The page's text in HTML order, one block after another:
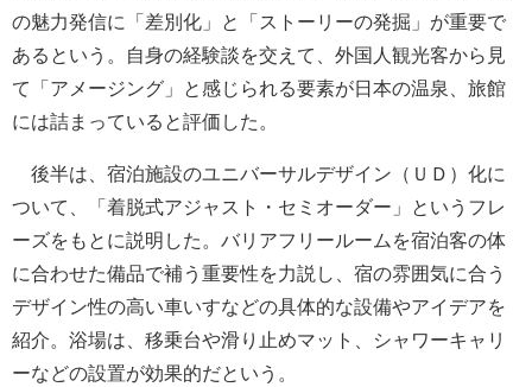
の魅力発信に「差別化」と「ストーリーの発掘」が重要で
あるという。自身の経験談を交えて、外国人観光客から見
て「アメージング」と感じられる要素が日本の温泉、旅館
には詰まっていると評価した。
後半は、宿泊施設のユニバーサルデザイン（ＵＤ）化に
ついて、「着脱式アジャスト・セミオーダー」というフレ
ーズをもとに説明した。バリアフリールームを宿泊客の体
に合わせた備品で補う重要性を力説し、宿の雰囲気に合う
デザイン性の高い車いすなどの具体的な設備やアイデアを
紹介。浴場は、移乗台や滑り止めマット、シャワーキャリ
ーなどの設置が効果的だという。